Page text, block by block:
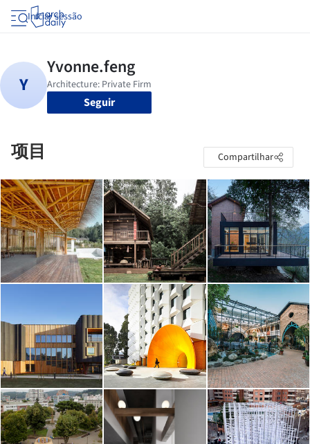
Iniciar sessão
Seguir
项目 Compartilhar